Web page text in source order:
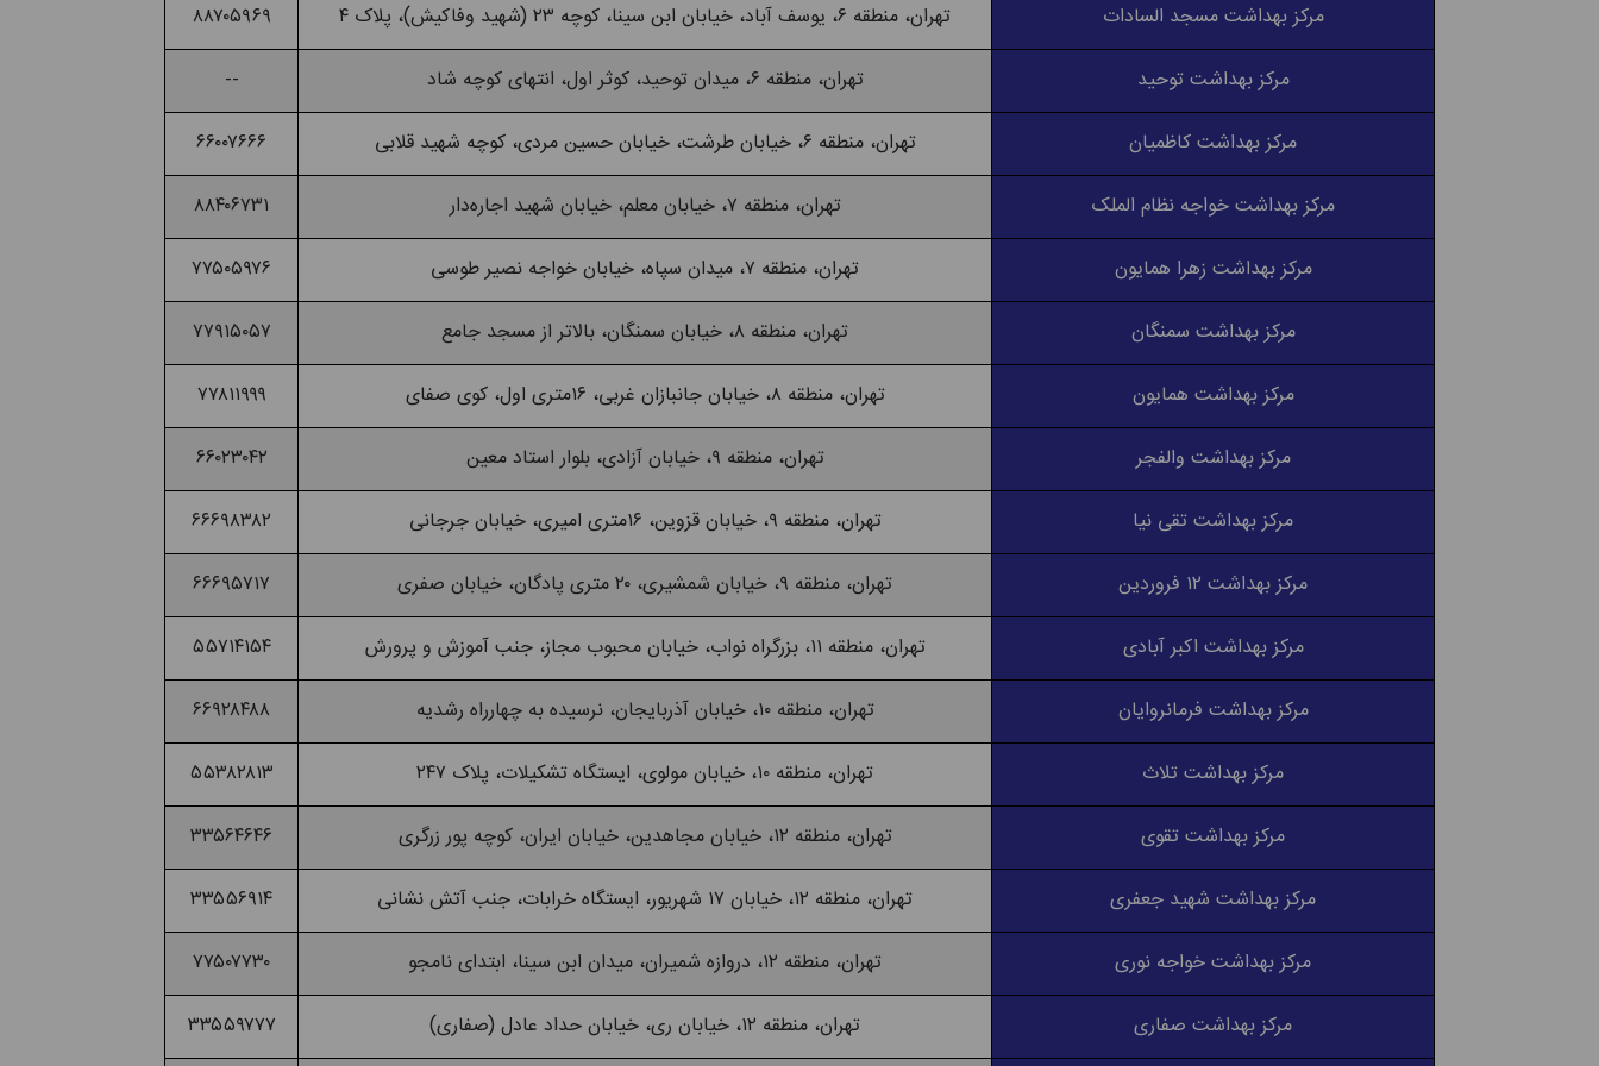
مرکز بهداشت مسجد السادات
تهران، منطقه ۶، یوسف آباد، خیابان ابن سینا، کوچه ۲۳ (شهید وفاکیش)، پلاک ۴
۸۸۷۰۵۹۶۹
مرکز بهداشت توحید
تهران، منطقه ۶، میدان توحید، کوثر اول، انتهای کوچه شاد
--
مرکز بهداشت کاظمیان
تهران، منطقه ۶، خیابان طرشت، خیابان حسین مردی، کوچه شهید قلابی
۶۶۰۰۷۶۶۶
مرکز بهداشت خواجه نظام الملک
تهران، منطقه ۷، خیابان معلم، خیابان شهید اجاره‌دار
۸۸۴۰۶۷۳۱
مرکز بهداشت زهرا همایون
تهران، منطقه ۷، میدان سپاه، خیابان خواجه نصیر طوسی
۷۷۵۰۵۹۷۶
مرکز بهداشت سمنگان
تهران، منطقه ۸، خیابان سمنگان، بالاتر از مسجد جامع
۷۷۹۱۵۰۵۷
مرکز بهداشت همایون
تهران، منطقه ۸، خیابان جانبازان غربی، ۱۶متری اول، کوی صفای
۷۷۸۱۱۹۹۹
مرکز بهداشت والفجر
تهران، منطقه ۹، خیابان آزادی، بلوار استاد معین
۶۶۰۲۳۰۴۲
مرکز بهداشت تقی نیا
تهران، منطقه ۹، خیابان قزوین، ۱۶متری امیری، خیابان جرجانی
۶۶۶۹۸۳۸۲
مرکز بهداشت ۱۲ فروردین
تهران، منطقه ۹، خیابان شمشیری، ۲۰ متری پادگان، خیابان صفری
۶۶۶۹۵۷۱۷
مرکز بهداشت اکبر آبادی
تهران، منطقه ۱۱، بزرگراه نواب، خیابان محبوب مجاز، جنب آموزش و پرورش
۵۵۷۱۴۱۵۴
مرکز بهداشت فرمانروایان
تهران، منطقه ۱۰، خیابان آذربایجان، نرسیده به چهارراه رشدیه
۶۶۹۲۸۴۸۸
مرکز بهداشت تلاث
تهران، منطقه ۱۰، خیابان مولوی، ایستگاه تشکیلات، پلاک ۲۴۷
۵۵۳۸۲۸۱۳
مرکز بهداشت تقوی
تهران، منطقه ۱۲، خیابان مجاهدین، خیابان ایران، کوچه پور زرگری
۳۳۵۶۴۶۴۶
مرکز بهداشت شهید جعفری
تهران، منطقه ۱۲، خیابان ۱۷ شهریور، ایستگاه خرابات، جنب آتش نشانی
۳۳۵۵۶۹۱۴
مرکز بهداشت خواجه نوری
تهران، منطقه ۱۲، دروازه شمیران، میدان ابن سینا، ابتدای نامجو
۷۷۵۰۷۷۳۰
مرکز بهداشت صفاری
تهران، منطقه ۱۲، خیابان ری، خیابان حداد عادل (صفاری) ۳۳۵۵۹۷۷۷